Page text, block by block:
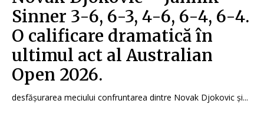
Sinner 3-6, 6-3, 4-6, 6-4, 6-4.
O calificare dramatică în
ultimul act al Australian
Open 2026.
desfășurarea meciului confruntarea dintre Novak Djokovic și...